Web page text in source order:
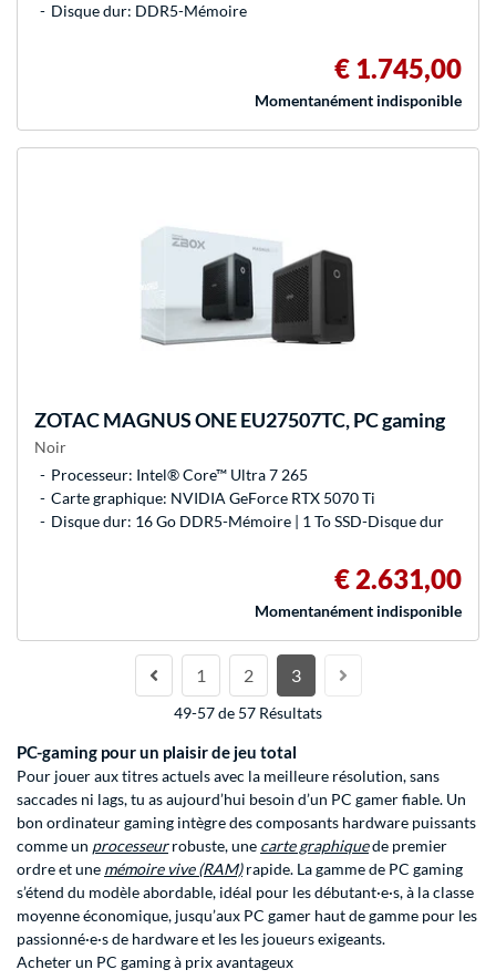
Disque dur: DDR5-Mémoire
€ 1.745,00
Momentanément indisponible
ZOTACMAGNUS ONE EU27507TC, PC gaming
Noir
Processeur: Intel® Core™ Ultra 7 265
Carte graphique: NVIDIA GeForce RTX 5070 Ti
Disque dur: 16 Go DDR5-Mémoire | 1 To SSD-Disque dur
€ 2.631,00
Momentanément indisponible
1 2 3
49-57 de 57 Résultats
PC-gaming pour un plaisir de jeu total
Pour jouer aux titres actuels avec la meilleure résolution, sans
saccades ni lags, tu as aujourd’hui besoin d’un PC gamer fiable. Un
bon ordinateur gaming intègre des composants hardware puissants
comme un processeurrobuste, une carte graphiquede premier
ordre et une mémoire vive (RAM)rapide. La gamme de PC gaming
s’étend du modèle abordable, idéal pour les débutant·e·s, à la classe
moyenne économique, jusqu’aux PC gamer haut de gamme pour les
passionné·e·s de hardware et les les joueurs exigeants.
Acheter un PC gaming à prix avantageux